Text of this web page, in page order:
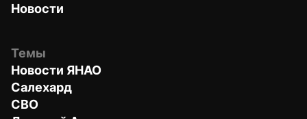
Новости
Темы
Новости ЯНАО
Салехард
СВО